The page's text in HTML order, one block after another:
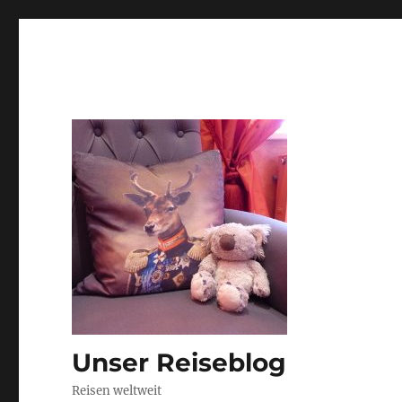
Unser Reiseblog
Reisen weltweit